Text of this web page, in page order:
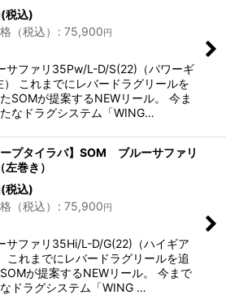
(税込)
（税込）
: 75,900円
サファリ35Pw/L-D/S(22)（パワーギ
） これまでにレバードラグリールを
SOMが提案するNEWリール。 今ま
なドラグシステム「WING…
ープタイラバ】SOM ブルーサファリ
巻き）
(税込)
（税込）
: 75,900円
サファリ35Hi/L-D/G(22)（ハイギア
これまでにレバードラグリールを追
が提案するNEWリール。 今まで
ドラグシステム「WING …